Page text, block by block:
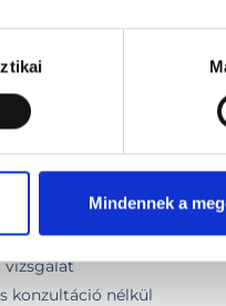
Mindennek a
szűrőteszt -
vizsgálat
konzultáció nélkül